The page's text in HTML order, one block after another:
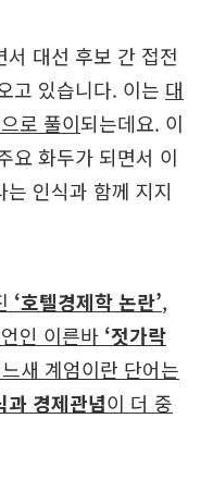
대선 후보 간 접전
고 있습니다. 이는 대
로 풀이되는데요. 이
요 화두가 되면서 이
인식과 함께 지지
‘호텔경제학 논란’,
인 이른바 ‘젓가락
새 계엄이란 단어는
과 경제관념이 더 중